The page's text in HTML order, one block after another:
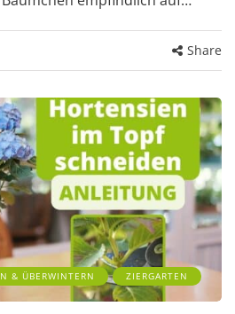
Share
& ÜBERWINTERN ZIERGARTEN